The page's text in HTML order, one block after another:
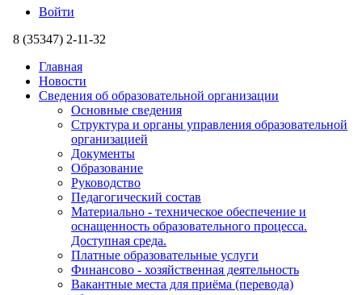
Войти
8 (35347) 2-11-32
Главная
Новости
Сведения об образовательной организации
Основные сведения
Структура и органы управления образовательной
организацией
Документы
Образование
Руководство
Педагогический состав
Материально - техническое обеспечение и
оснащенность образовательного процесса.
Доступная среда.
Платные образовательные услуги
Финансово - хозяйственная деятельность
Вакантные места для приёма (перевода)